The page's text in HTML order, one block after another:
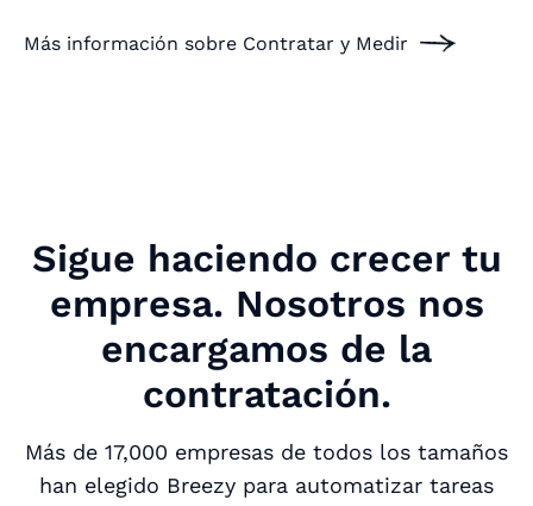
Más información sobre Contratar y Medir
Sigue haciendo crecer tu
empresa. Nosotros nos
encargamos de la
contratación.
Más de 17,000 empresas de todos los tamaños
han elegido Breezy para automatizar tareas